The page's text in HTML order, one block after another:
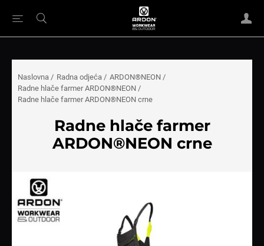
Naslovna / Radna odjeća / ARDON®NEON /
Radne hlače farmer ARDON®NEON /
Radne hlače farmer ARDON®NEON crne
Radne hlače farmer
ARDON®NEON crne